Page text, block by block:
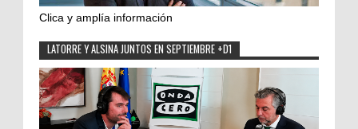
Clica y amplía información
LATORRE Y ALSINA JUNTOS EN SEPTIEMBRE +D1